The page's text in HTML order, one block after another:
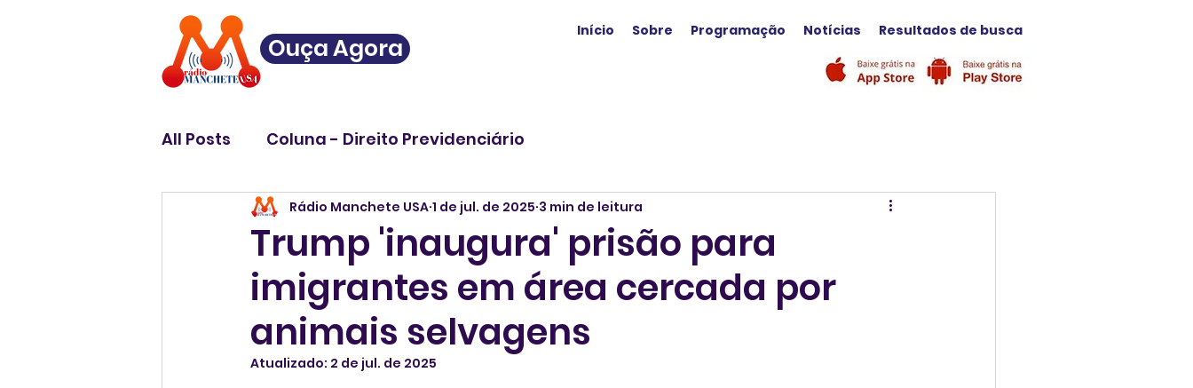
Ouça Agora
Início Sobre Programação Notícias Resultados de busca
All Posts Coluna - Direito Previdenciário
Trump 'inaugura' prisão para
imigrantes em área cercada por
animais selvagens
Rádio Manchete USA 1 de jul. de 2025 3 min de leitura
Atualizado: 2 de jul. de 2025